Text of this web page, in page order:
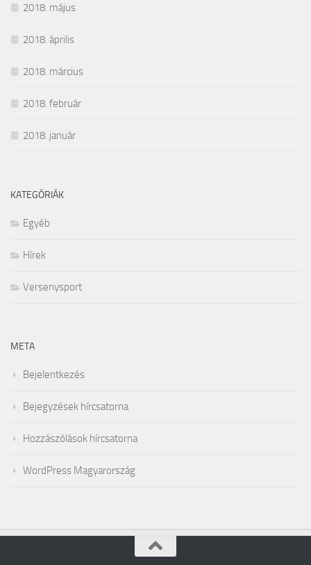
2018. május
2018. április
2018. március
2018. február
2018. január
KATEGÓRIÁK
Egyéb
Hírek
Versenysport
META
Bejelentkezés
Bejegyzések hírcsatorna
Hozzászólások hírcsatorna
WordPress Magyarország